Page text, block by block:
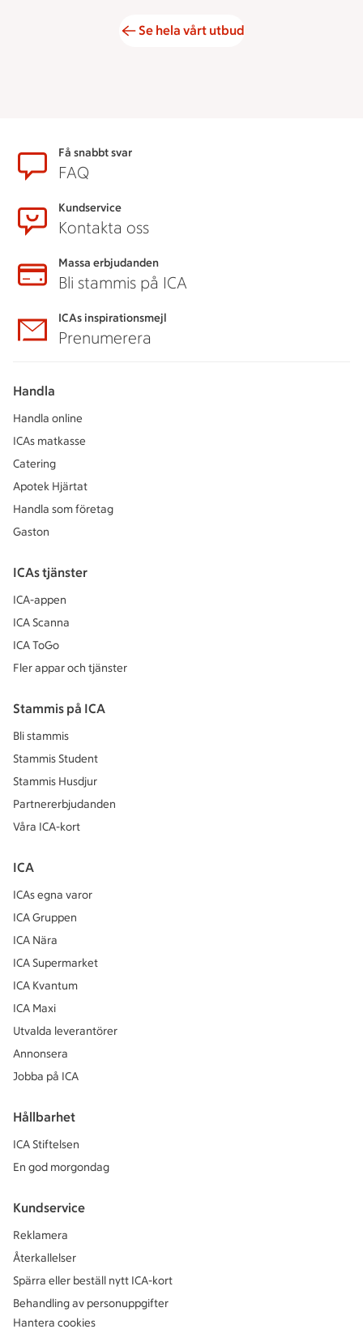
Se hela vårt utbud
SidfotFå snabbt svar
FAQ
Kundservice
Kontakta oss
Massa erbjudanden
Bli stammis på ICA
ICAs inspirationsmejl
Prenumerera
Handla
Handla online
ICAs matkasse
Catering
Apotek Hjärtat
Handla som företag
Gaston
ICAs tjänster
ICA-appen
ICA Scanna
ICA ToGo
Fler appar och tjänster
Stammis på ICA
Bli stammis
Stammis Student
Stammis Husdjur
Partnererbjudanden
Våra ICA-kort
ICA
ICAs egna varor
ICA Gruppen
ICA Nära
ICA Supermarket
ICA Kvantum
ICA Maxi
Utvalda leverantörer
Annonsera
Jobba på ICA
Hållbarhet
ICA Stiftelsen
En god morgondag
Kundservice
Reklamera
Återkallelser
Spärra eller beställ nytt ICA-kort
Behandling av personuppgifter
Hantera cookies